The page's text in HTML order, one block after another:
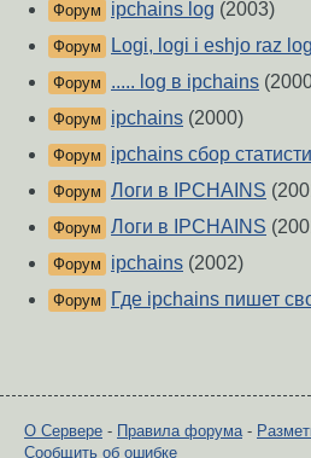
Форум ipchains log (2003)
Форум Logi, logi i eshjo raz
Форум ..... log в ipchains
Форум ipchains (2000)
Форум ipchains сбор
Форум Логи в IPCHAINS
Форум Логи в IPCHAINS
Форум ipchains (2002)
Форум Где ipchains пишет
О Сервере - Правила форума-
Сообщить об ошибке